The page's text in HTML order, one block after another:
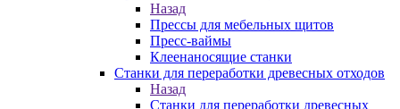
Назад
Прессы для мебельных щитов
Пресс-ваймы
Клеенаносящие станки
Станки для переработки древесных отходов
Назад
Станки для переработки древесных